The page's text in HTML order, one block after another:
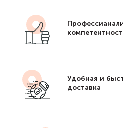
Удобная и
доставка